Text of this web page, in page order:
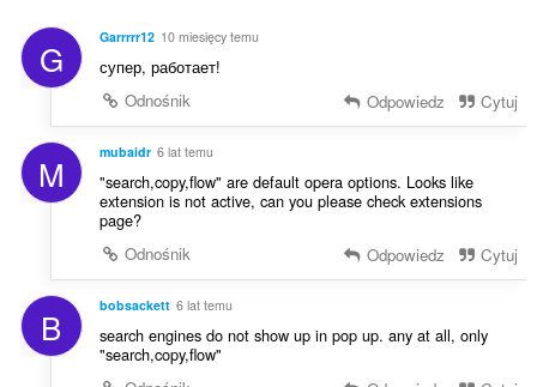
:a
c
e
n
:
G Garrrrr12 10 miesięcy temu
супер, работает!
Odnośnik
Odpowiedz Cytuj
M mubaidr 6 lat temu
"search,copy,flow" are default opera options. Looks like
extension is not active, can you please check extensions
page?
Odnośnik
Odpowiedz Cytuj
B bobsackett 6 lat temu
search engines do not show up in pop up. any at all, only
"search,copy,flow"